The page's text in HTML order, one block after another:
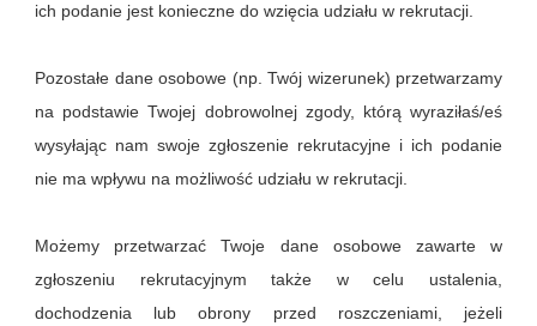
ich podanie jest konieczne do wzięcia udziału w rekrutacji.
Pozostałe dane osobowe (np. Twój wizerunek) przetwarzamy
na podstawie Twojej dobrowolnej zgody, którą wyraziłaś/eś
wysyłając nam swoje zgłoszenie rekrutacyjne i ich podanie
nie ma wpływu na możliwość udziału w rekrutacji.
Możemy przetwarzać Twoje dane osobowe zawarte w
zgłoszeniu rekrutacyjnym także w celu ustalenia,
dochodzenia lub obrony przed roszczeniami, jeżeli